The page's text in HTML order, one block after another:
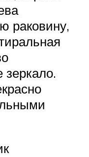
раковину,